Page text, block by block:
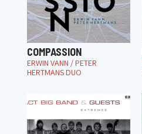
COMPASSION
ERWIN VANN / PETER
HERTMANS DUO